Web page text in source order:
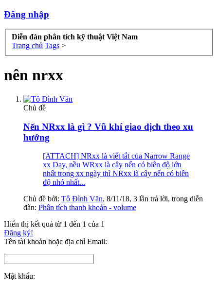
Đăng nhập
Diễn đàn phân tích kỹ thuật Việt Nam
Trang chủ Tags >
nên nrxx
Chủ đề
Nến NRxx là gì ? Vũ khí giao dịch theo xu
hướng
[ATTACH] NRxx là viết tắt của Narrow Range
xx Day, nều WRxx là cây nến có biên độ lớn
nhất trong xx ngày thì NRxx là cây nến có biên
độ nhỏ nhất...
Chủ đề bởi: Tô Đình Văn, 8/11/18, 3 lần trả lời, trong diễn
đàn: Phân tích thanh khoản - volume
Hiển thị kết quả từ 1 đến 1 của 1
Đăng ký!
Tên tài khoản hoặc địa chỉ Email:
Mật khẩu: